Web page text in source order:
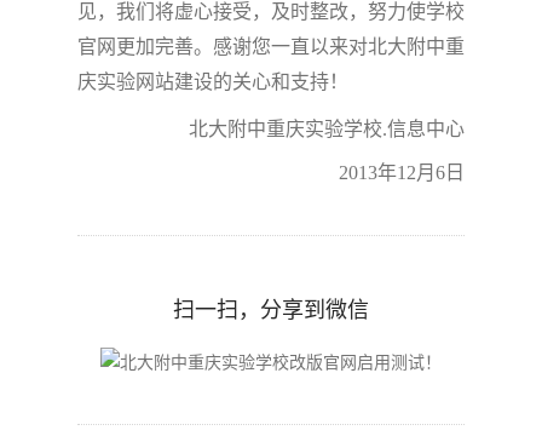
见，我们将虚心接受，及时整改，努力使学校
官网更加完善。感谢您一直以来对北大附中重
庆实验网站建设的关心和支持！
北大附中重庆实验学校.信息中心
2013年12月 6 日
扫一扫，分享到微信